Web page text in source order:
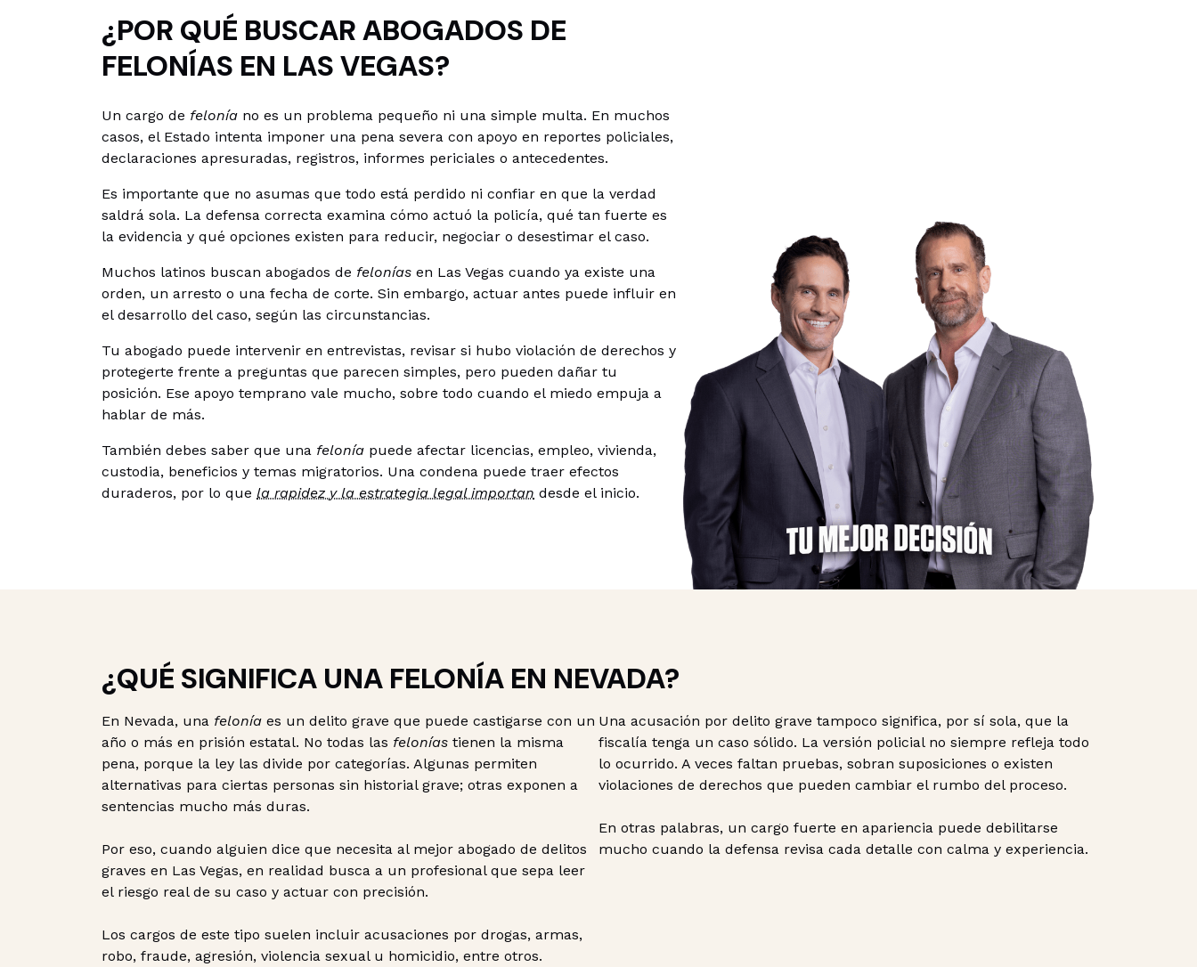
¿POR QUÉ BUSCAR ABOGADOS DE
FELONÍAS EN LAS VEGAS?
Un cargo de felonía no es un problema pequeño ni una simple multa. En muchos
casos, el Estado intenta imponer una pena severa con apoyo en reportes policiales,
declaraciones apresuradas, registros, informes periciales o antecedentes.
Es importante que no asumas que todo está perdido ni confiar en que la verdad
saldrá sola. La defensa correcta examina cómo actuó la policía, qué tan fuerte es
la evidencia y qué opciones existen para reducir, negociar o desestimar el caso.
Muchos latinos buscan abogados de felonías en Las Vegas cuando ya existe una
orden, un arresto o una fecha de corte. Sin embargo, actuar antes puede influir en
el desarrollo del caso, según las circunstancias.
Tu abogado puede intervenir en entrevistas, revisar si hubo violación de derechos y
protegerte frente a preguntas que parecen simples, pero pueden dañar tu
posición. Ese apoyo temprano vale mucho, sobre todo cuando el miedo empuja a
hablar de más.
También debes saber que una felonía puede afectar licencias, empleo, vivienda,
custodia, beneficios y temas migratorios. Una condena puede traer efectos
duraderos, por lo que la rapidez y la estrategia legal importan desde el inicio.
¿QUÉ SIGNIFICA UNA FELONÍA EN NEVADA?
En Nevada, una felonía es un delito grave que puede castigarse con un
año o más en prisión estatal. No todas las felonías tienen la misma
pena, porque la ley las divide por categorías. Algunas permiten
alternativas para ciertas personas sin historial grave; otras exponen a
sentencias mucho más duras.
Por eso, cuando alguien dice que necesita al mejor abogado de delitos
graves en Las Vegas, en realidad busca a un profesional que sepa leer
el riesgo real de su caso y actuar con precisión.
Los cargos de este tipo suelen incluir acusaciones por drogas, armas,
robo, fraude, agresión, violencia sexual u homicidio, entre otros.
Una acusación por delito grave tampoco significa, por sí sola, que la
fiscalía tenga un caso sólido. La versión policial no siempre refleja todo
lo ocurrido. A veces faltan pruebas, sobran suposiciones o existen
violaciones de derechos que pueden cambiar el rumbo del proceso.
En otras palabras, un cargo fuerte en apariencia puede debilitarse
mucho cuando la defensa revisa cada detalle con calma y experiencia.